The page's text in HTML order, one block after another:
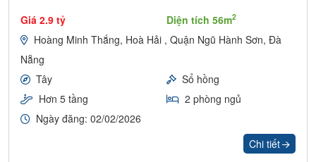
Giá 2.9 tỷ Diện tích 56m2
Hoàng Minh Thắng, Hoà Hải , Quận Ngũ Hành Sơn, Đà
Nẵng
Tây
Sổ hồng
Hơn 5 tầng
2 phòng ngủ
Ngày đăng: 02/02/2026
Chi tiết